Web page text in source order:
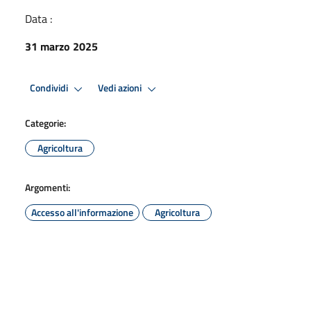
Data :
31 marzo 2025
Condividi Vedi azioni
Categorie:
Agricoltura
Argomenti:
Accesso all'informazione
Agricoltura